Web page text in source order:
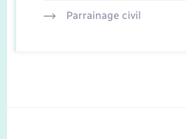
Parrainage civil